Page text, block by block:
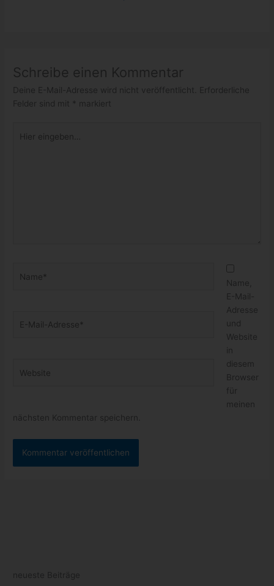
Schreibe einen Kommentar
Deine E-Mail-Adresse wird nicht veröffentlicht.
Erforderliche
Felder sind mit
* markiert
eingeben…
Mail-
Name,
E-Mail-
Adresse
und
Website
in
diesem
Browser
für
meinen
nächsten Kommentar speichern.